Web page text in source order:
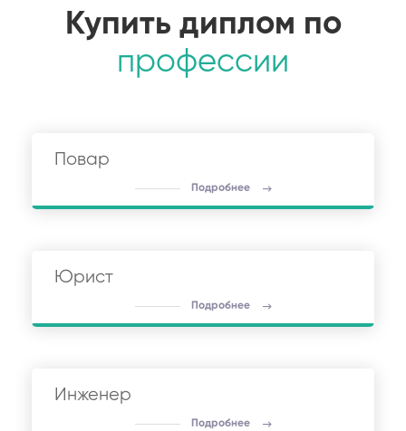
Купить диплом по
профессии
Повар
Подробнее
Юрист
Подробнее
Инженер
Подробнее